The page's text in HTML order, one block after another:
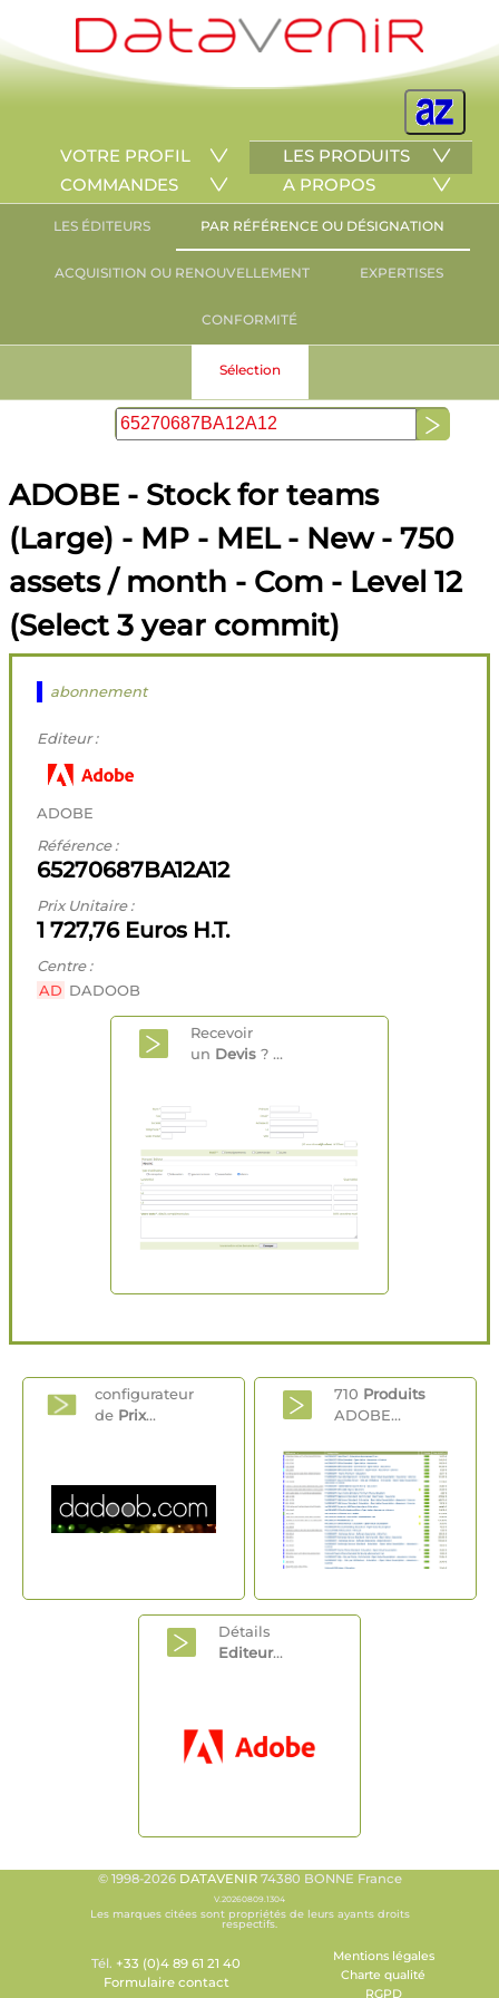
VOTRE PROFIL
LES PRODUITS
COMMANDES
A PROPOS
LES ÉDITEURS PAR RÉFÉRENCE OU DÉSIGNATION
ACQUISITION OU RENOUVELLEMENT EXPERTISES
CONFORMITÉ
Sélection
ADOBE - Stock for teams
(Large) - MP - MEL - New - 750
assets / month - Com - Level 12
(Select 3 year commit)
abonnement
Editeur :
ADOBE
Référence :
65270687BA12A12
Prix Unitaire :
1 727,76 Euros H.T.
Centre :
AD DADOOB
Recevoir
un Devis ? ...
configurateur
de Prix...
710 Produits
ADOBE...
Détails
Editeur...
© 1998-2026 DATAVENIR74380 BONNE France
V.20260809.1304
Les marques citées sont propriétés de leurs ayants droits
respectifs.
Tél. +33 (0)4 89 61 21 40
Formulaire contact
Mentions légales
Charte qualité
RGPD